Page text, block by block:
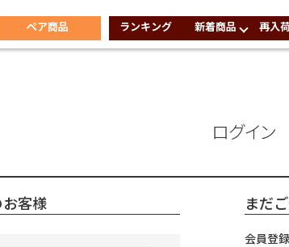
ペア商品 ランキング 新着商品 再入
ログイン
お客様 まだ
会員登